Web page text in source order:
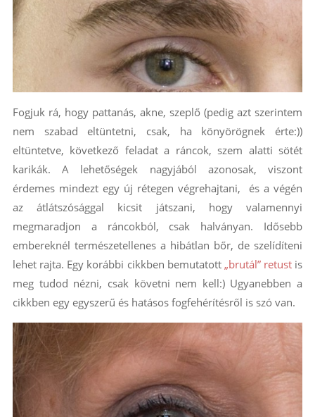
Fogjuk rá, hogy pattanás, akne, szeplő (pedig azt szerintem
nem szabad eltüntetni, csak, ha könyörögnek érte:))
eltüntetve, következő feladat a ráncok, szem alatti sötét
karikák. A lehetőségek nagyjából azonosak, viszont
érdemes mindezt egy új rétegen végrehajtani, és a végén
az átlátszósággal kicsit játszani, hogy valamennyi
megmaradjon a ráncokból, csak halványan. Idősebb
embereknél természetellenes a hibátlan bőr, de szelídíteni
lehet rajta. Egy korábbi cikkben bemutatott „brutál” retustis
meg tudod nézni, csak követni nem kell:) Ugyanebben a
cikkben egy egyszerű és hatásos fogfehérítésről is szó van.